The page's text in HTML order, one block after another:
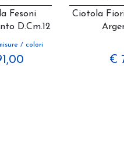
Fesoni
D.cm.12
/ colori
Ciotola
€